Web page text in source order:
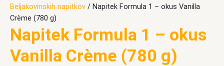
Beljakovinskih napitkov / Napitek Formula 1 – okus Vanilla
Crème (780 g)
Napitek Formula 1 – okus
Vanilla Crème (780 g)
g)
količina